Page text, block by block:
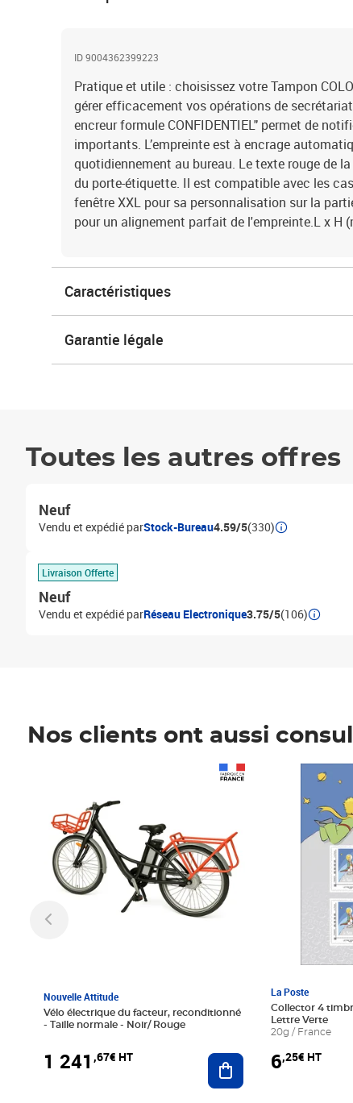
ID 9004362399223
Pratique et utile : choisissez votre Tampon
gérer efficacement vos opérations de
encreur formule CONFIDENTIEL" permet de
importants. L’empreinte est à encrage
quotidiennement au bureau. Le texte rouge de
du porte-étiquette. Il est compatible avec les
fenêtre XXL pour sa personnalisation sur la
pour un alignement parfait de l'empreinte.L x H
Caractéristiques
Garantie légale
Toutes les autres offres
Neuf
Vendu et expédié parStock-Bureau4.59/5(330)
Livraison Offerte
Neuf
Vendu et expédié parRéseau Electronique3.75/5(106)
Nos clients ont aussi
Nouvelle Attitude
Vélo électrique du facteur, reconditionné
- Taille normale - Noir/ Rouge
1 241 ,67€ HT Ajouter au panier
La Poste
Collector 4
Lettre Verte
20g / France
6,25€ HT
Prix 6,25€ HT